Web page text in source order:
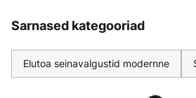
Sarnased kategooriad
Elutoa seinavalgustid modernne